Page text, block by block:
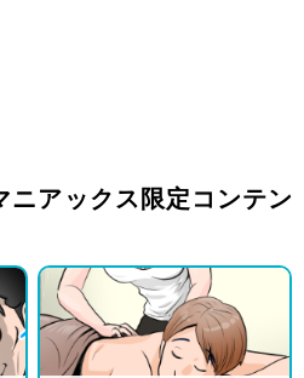
ニアックス限定コンテン